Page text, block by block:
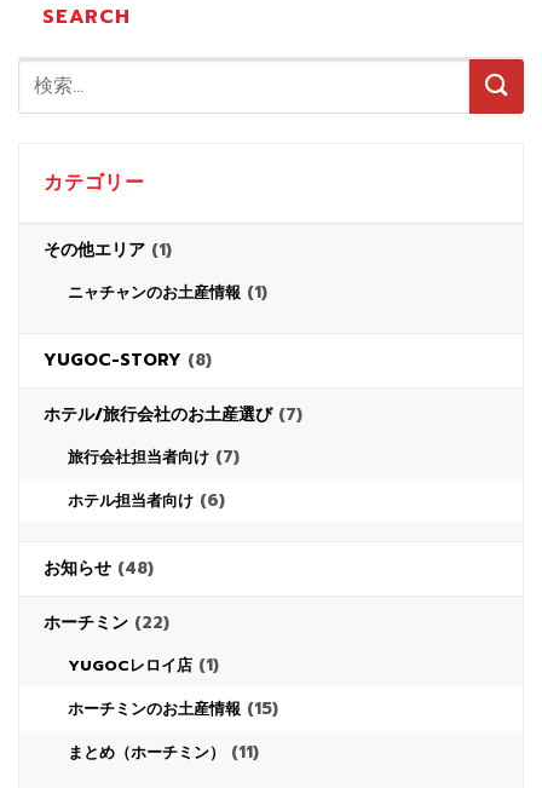
SEARCH
カテゴリー
その他エリア (1)
ニャチャンのお土産情報 (1)
YUGOC-STORY (8)
ホテル/旅行会社のお土産選び(7)
旅行会社担当者向け (7)
ホテル担当者向け (6)
お知らせ (48)
ホーチミン (22)
YUGOCレロイ店 (1)
ホーチミンのお土産情報 (15)
まとめ（ホーチミン） (11)